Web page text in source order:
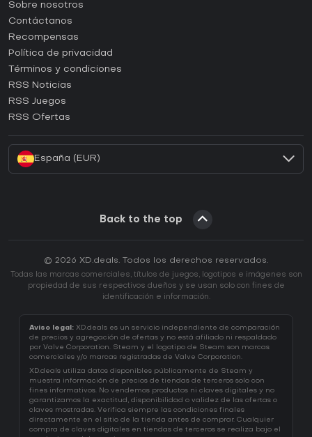
Guías y tutoriales
¿Cómo activar una CD Key de Steam?
¿Cómo activar una CD Key de Epic Games?
¿Cómo activar una CD Key de GOG?
¿Cómo activar una CD Key de Ubisoft Connect?
Sobre nosotros
Contáctanos
Recompensas
Política de privacidad
Términos y condiciones
RSS Noticias
RSS Juegos
RSS Ofertas
España (EUR)
Back to the top
© 2026 XD.deals. Todos los derechos reservados.
Todas las marcas comerciales, títulos de juegos, logotipos e imágenes son
propiedad de sus respectivos dueños y se usan solo con fines de
identificación e información.
Aviso legal: XD.deals es un servicio independiente de comparación
de precios y agregación de ofertas y no está afiliado ni respaldado
por Valve Corporation. Steam y el logotipo de Steam son marcas
comerciales y/o marcas registradas de Valve Corporation.
XD.deals utiliza datos disponibles públicamente de Steam y
muestra información de precios de tiendas de terceros solo con
fines informativos. No vendemos productos ni claves digitales y no
garantizamos la exactitud, disponibilidad o validez de las ofertas o
claves mostradas. Verifica siempre las condiciones finales
directamente en el sitio de la tienda antes de comprar. Cualquier
compra de claves digitales en tiendas de terceros se realiza bajo el